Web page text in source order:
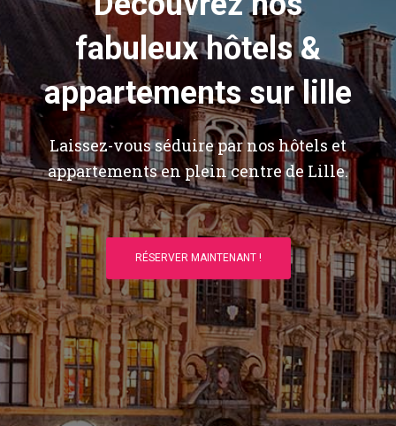
fabuleux hôtels &
appartements sur lille
Laissez-vous séduire par nos hôtels et
appartements en plein centre de Lille.
RÉSERVER MAINTENANT !